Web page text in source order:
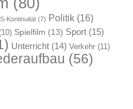
Kontinuität (7) Politik (16)
(10) Spielfilm (13) Sport (15)
Unterricht (14) Verkehr (11)
(56)